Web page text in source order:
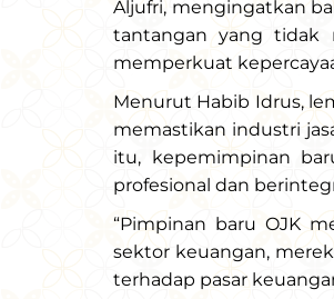
Aljufri, mengingatkan
tantangan yang tidak
memperkuat
Menurut Habib Idrus,
memastikan industri
itu, kepemimpinan
profesional dan
“Pimpinan baru OJK
sektor keuangan,
terhadap pasar